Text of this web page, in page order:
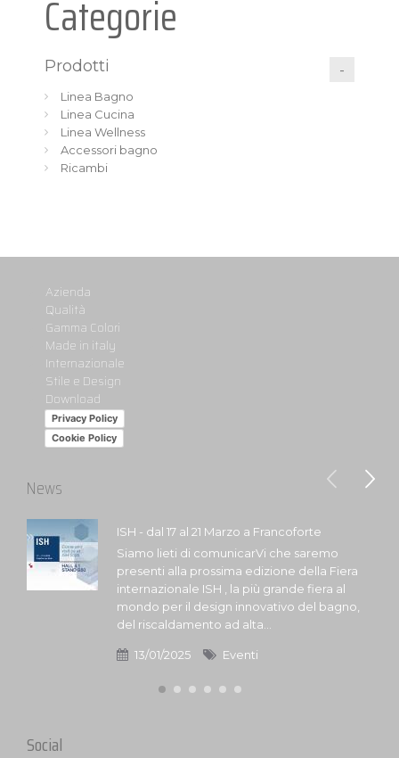
Categorie
Prodotti
Linea Bagno
Linea Cucina
Linea Wellness
Accessori bagno
Ricambi
Azienda
Qualità
Gamma Colori
Made in italy
Internazionale
Stile e Design
Download
Privacy Policy
Cookie Policy
News
ISH - dal 17 al 21 Marzo a Francoforte
Siamo lieti di comunicarVi che saremo
presenti alla prossima edizione della Fiera
internazionale ISH , la più grande fiera al
mondo per il design innovativo del bagno,
del riscaldamento ad alta...
13/01/2025 Eventi
Social